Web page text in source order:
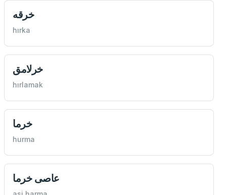
خرقه
hırka
خرلامق
hırlamak
خرما
hurma
عاصی خرما